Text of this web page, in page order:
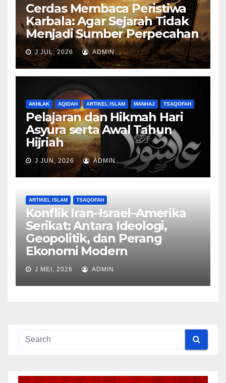
Cerdas Membaca Peristiwa
Karbala: Agar Sejarah Tidak
Menjadi Sumber Perpecahan
J JUL, 2026 ADMIN
AKHLAK AQIDAH ARTIKEL ISLAM MANHAJ TSAQOFAH
Pelajaran dan Hikmah Hari
Asyura serta Awal Tahun
Hijriah
J JUN, 2026 ADMIN
ARTIKEL ISLAM TSAQOFAH
Konflik Iran–Israel–Amerika
Serikat: Antara Ideologi,
Geopolitik, dan Perang
Ekonomi Modern
J MEI, 2026 ADMIN